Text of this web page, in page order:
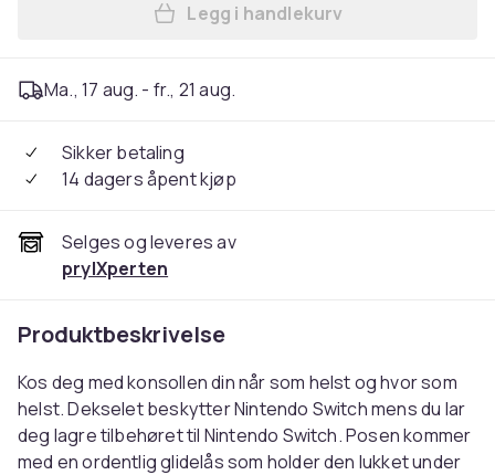
Legg Oppbevaringsveske,
Legg i handlekurv
Ma., 17 aug. - fr., 21 aug.
Sikker betaling
14 dagers åpent kjøp
Selges og leveres av
prylXperten
Produktbeskrivelse
Kos deg med konsollen din når som helst og hvor som
helst. Dekselet beskytter Nintendo Switch mens du lar
deg lagre tilbehøret til Nintendo Switch. Posen kommer
med en ordentlig glidelås som holder den lukket under